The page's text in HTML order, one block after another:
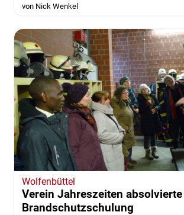
von Nick Wenkel
Wolfenbüttel
Verein Jahreszeiten absolvierte
Brandschutzschulung